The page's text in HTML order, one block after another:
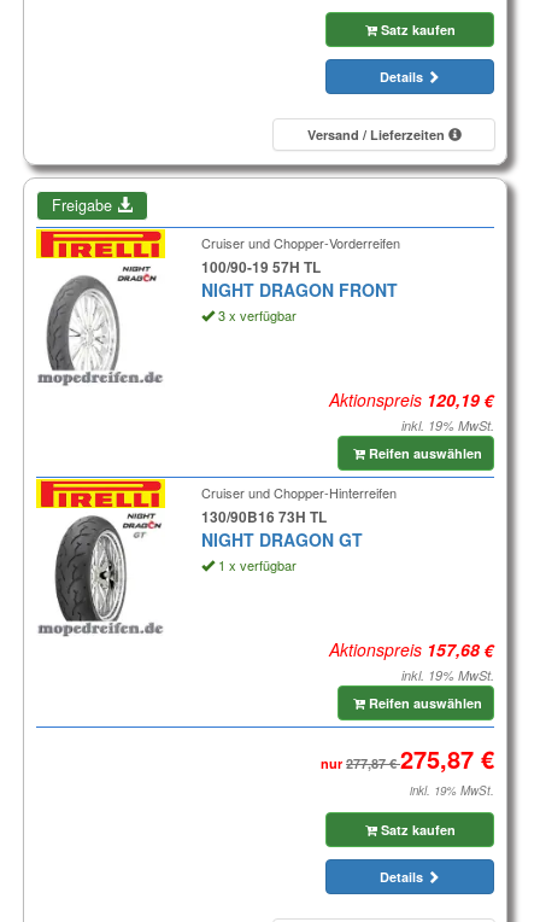
Satz kaufen
Details
Versand / Lieferzeiten
Freigabe
Cruiser und Chopper-Vorderreifen
100/90-19 57H TL
NIGHT DRAGON FRONT
3 x verfügbar
Aktionspreis
inkl. 19% MwSt.
Reifen auswählen
Cruiser und Chopper-Hinterreifen
130/90B16 73H TL
NIGHT DRAGON GT
1 x verfügbar
Aktionspreis
inkl. 19% MwSt.
Reifen auswählen
nur
inkl. 19% MwSt.
Satz kaufen
Details